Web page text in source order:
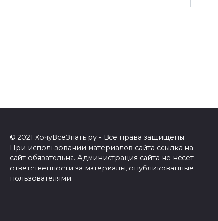
© 2021 ХочуВсеЗнать.ру - Все права защищены.
При использовании материалов сайта ссылка на
сайт обязательна. Администрация сайта не несет
ответственности за материалы, опубликованные
пользователями.